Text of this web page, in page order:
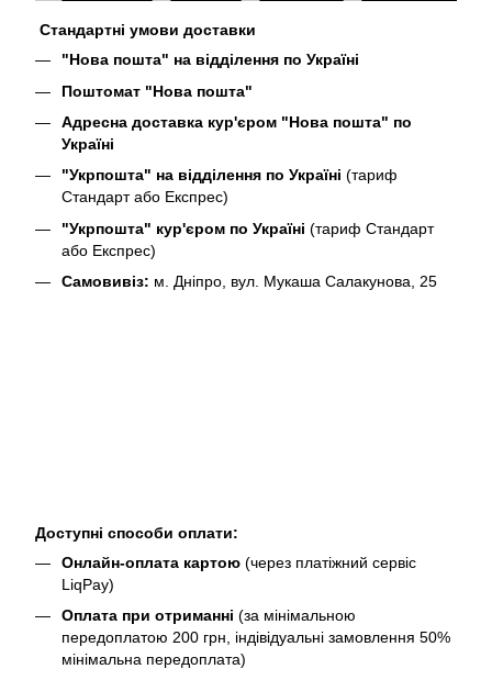
Стандартні умови доставки
"Нова пошта" на відділення по Україні
Поштомат "Нова пошта"
Адресна доставка кур'єром "Нова пошта" по
Україні
"Укрпошта" на відділення по Україні (тариф
Стандарт або Експрес)
"Укрпошта" кур'єром по Україні (тариф Стандарт
або Експрес)
Самовивіз: м. Дніпро, вул. Мукаша Салакунова, 25
Доступні способи оплати:
Онлайн-оплата картою (через платіжний сервіс
LiqPay)
Оплата при отриманні (за мінімальною
передоплатою 200 грн, індівідуальні замовлення 50%
мінімальна передоплата)